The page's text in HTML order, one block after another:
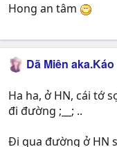
Hong an tâm
Dã Miên aka.Káo
Ha ha, ở HN, cái tớ
đi đường ;__; ..
Đi qua đường ở HN